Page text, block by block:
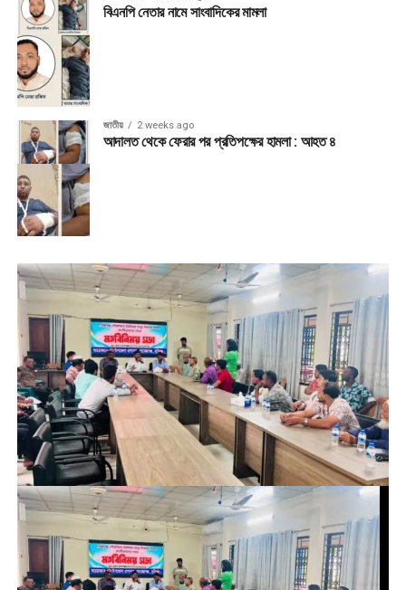
বিএনপি নেতার নামে সাংবাদিকের মামলা
জাতীয় 2 weeks ago
আদালত থেকে ফেরার পর প্রতিপক্ষের হামলা : আহত ৪